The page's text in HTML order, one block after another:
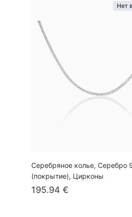
Нет
Серебряное колье, Серебро
(покрытие), Цирконы
195.94 €